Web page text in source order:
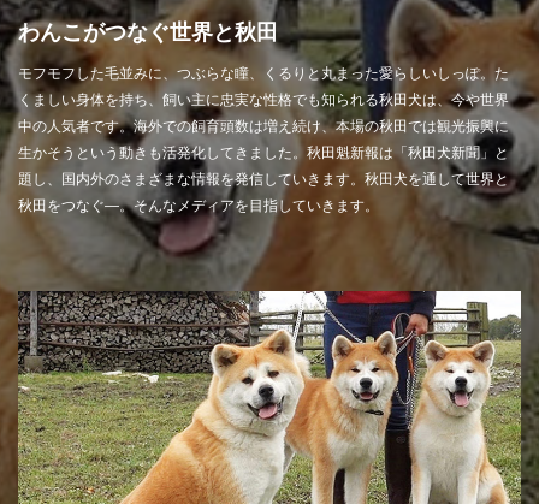
わんこがつなぐ世界と秋田
モフモフした毛並みに、つぶらな瞳、くるりと丸まった愛らしいしっぽ。た
くましい身体を持ち、飼い主に忠実な性格でも知られる秋田犬は、今や世界
中の人気者です。海外での飼育頭数は増え続け、本場の秋田では観光振興に
生かそうという動きも活発化してきました。秋田魁新報は「秋田犬新聞」と
題し、国内外のさまざまな情報を発信していきます。秋田犬を通して世界と
秋田をつなぐ―。そんなメディアを目指していきます。